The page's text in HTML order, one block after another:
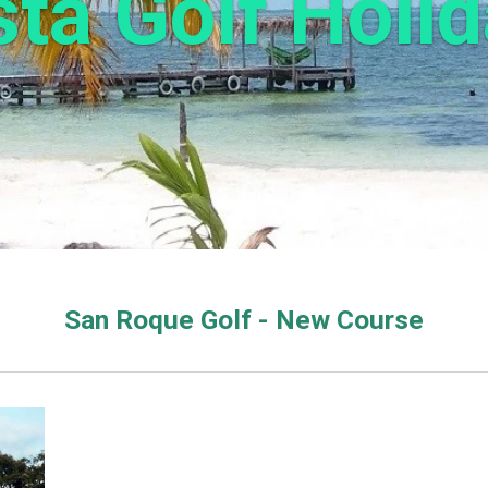
San Roque Golf - New Course